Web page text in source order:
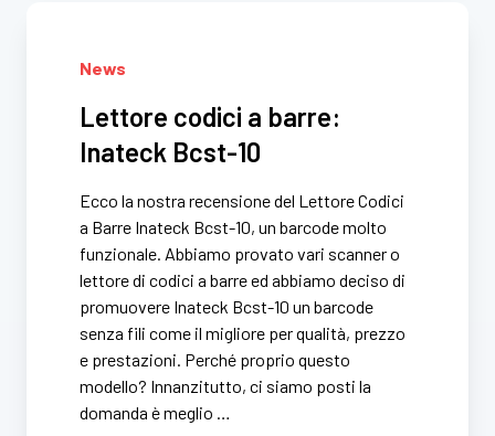
News
Lettore codici a barre:
Inateck Bcst-10
Ecco la nostra recensione del Lettore Codici
a Barre Inateck Bcst-10, un barcode molto
funzionale. Abbiamo provato vari scanner o
lettore di codici a barre ed abbiamo deciso di
promuovere Inateck Bcst-10 un barcode
senza fili come il migliore per qualità, prezzo
e prestazioni. Perché proprio questo
modello? Innanzitutto, ci siamo posti la
domanda è meglio …